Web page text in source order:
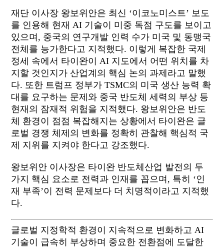
재단 이사장 왕보위안은 최신 ‘이코노미스트’ 보도
를 인용해 현재 AI 기술이 미중 독점 구도를 보이고
있으며 , 중국의 연구개발 인력 수가 미국 및 동맹국
전체를 능가한다고 지적했다. 이렇게 복잡한 국제
정세 속에서 타이완이
AI 지도에서 어떤 위치를 차
지할 것인지가 산업계의 핵심 논의 과제라고 말했
다. 또한 트럼프 정부가 TSMC의 미국 생산 능력 확
대를 요구하는 문제와 중국 반도체 세력의 부상 등
현재의 잠재적 위험을 지적했다. 왕보위안은 반도
체 환경이 점점 복잡해지는 상황에서 타이완은 글
로벌 경쟁 체제의 변화를 정확히 관찰해 핵심적 국
제 지위를 지켜야 한다고 강조했다.
왕보위안 이사장은 타이완 반도체산업 발전의 두
가지 핵심 요소로 전력과 인재를 꼽으며 , 특히 ‘인
재 부족’이 전력 문제보다 더 치명적이라고 지적했
다.
글로벌 지정학적 환경이 지속적으로 변화하고 AI
기술이
급속히 부상하며 중요한 전환점에
도달한